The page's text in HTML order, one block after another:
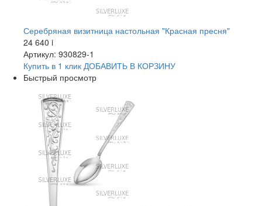
Серебряная визитница настольная "Красная пресня"
24 640 i
Артикул: 930829-1
Купить в 1 клик ДОБАВИТЬ В КОРЗИНУ
Быстрый просмотр